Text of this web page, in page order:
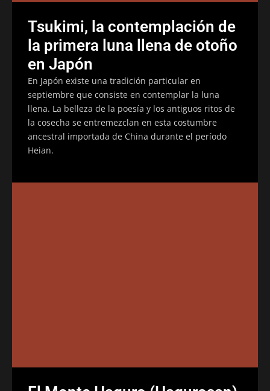
Tsukimi, la contemplación de
la primera luna llena de otoño
en Japón
En Japón existe una tradición particular en
septiembre que consiste en contemplar la luna
llena. La belleza de la poesía y los antiguos ritos de
la cosecha se entremezclan en esta costumbre
ancestral importada de China durante el período
Heian.